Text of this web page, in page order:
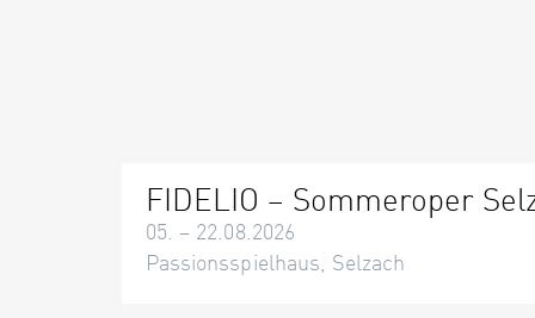
FIDELIO – Sommeroper
05. – 22.08.2026
Passionsspielhaus, Selzach